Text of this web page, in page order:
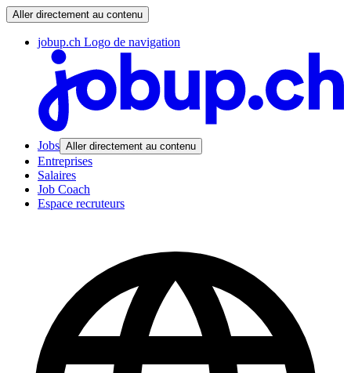
Aller directement au contenu
jobup.ch Logo de navigation
Jobs Aller directement au contenu
Entreprises
Salaires
Job Coach
Espace recruteurs